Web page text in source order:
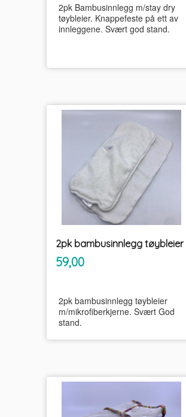
2pk Bambusinnlegg m/stay dry
tøybleier. Knappefeste på ett av
innleggene. Svært god stand.
2pk bambusinnlegg tøybleier
Pris
59,00mva.
2pk bambusinnlegg tøybleier
m/mikrofiberkjerne. Svært God
stand.